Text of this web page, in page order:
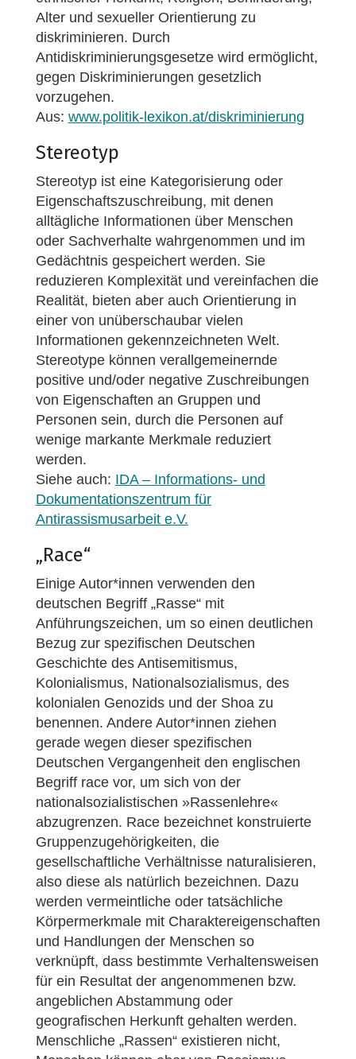
Alter und sexueller Orientierung zu
diskriminieren. Durch
Antidiskriminierungsgesetze wird ermöglicht,
gegen Diskriminierungen gesetzlich
vorzugehen.
Aus: www.politik-lexikon.at/diskriminierung
Stereotyp
Stereotyp ist eine Kategorisierung oder
Eigenschaftszuschreibung, mit denen
alltägliche Informationen über Menschen
oder Sachverhalte wahrgenommen und im
Gedächtnis gespeichert werden. Sie
reduzieren Komplexität und vereinfachen die
Realität, bieten aber auch Orientierung in
einer von unüberschaubar vielen
Informationen gekennzeichneten Welt.
Stereotype können verallgemeinernde
positive und/oder negative Zuschreibungen
von Eigenschaften an Gruppen und
Personen sein, durch die Personen auf
wenige markante Merkmale reduziert
werden.
Siehe auch: IDA – Informations- und
Dokumentationszentrum für
Antirassismusarbeit e.V.
„Race“
Einige Autor*innen verwenden den
deutschen Begriff „Rasse“ mit
Anführungszeichen, um so einen deutlichen
Bezug zur spezifischen Deutschen
Geschichte des Antisemitismus,
Kolonialismus, Nationalsozialismus, des
kolonialen Genozids und der Shoa zu
benennen. Andere Autor*innen ziehen
gerade wegen dieser spezifischen
Deutschen Vergangenheit den englischen
Begriff race vor, um sich von der
nationalsozialistischen »Rassenlehre«
abzugrenzen. Race bezeichnet konstruierte
Gruppenzugehörigkeiten, die
gesellschaftliche Verhältnisse naturalisieren,
also diese als natürlich bezeichnen. Dazu
werden vermeintliche oder tatsächliche
Körpermerkmale mit Charaktereigenschaften
und Handlungen der Menschen so
verknüpft, dass bestimmte Verhaltensweisen
für ein Resultat der angenommenen bzw.
angeblichen Abstammung oder
geografischen Herkunft gehalten werden.
Menschliche „Rassen“ existieren nicht,